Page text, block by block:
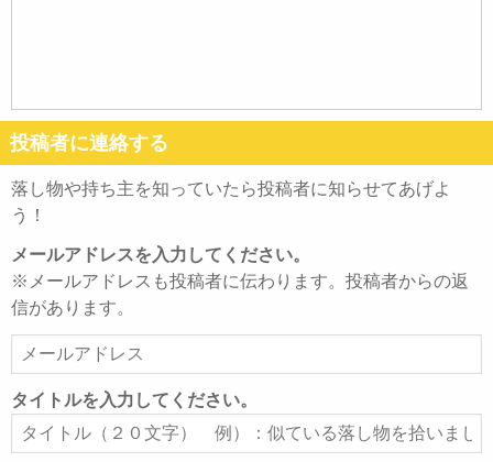
投稿者に連絡する
落し物や持ち主を知っていたら投稿者に知らせてあげよ
う！
メールアドレスを入力してください。
※メールアドレスも投稿者に伝わります。投稿者からの返
信があります。
ー
ル
ア
ド
タイトルを入力してください。
タ
イ